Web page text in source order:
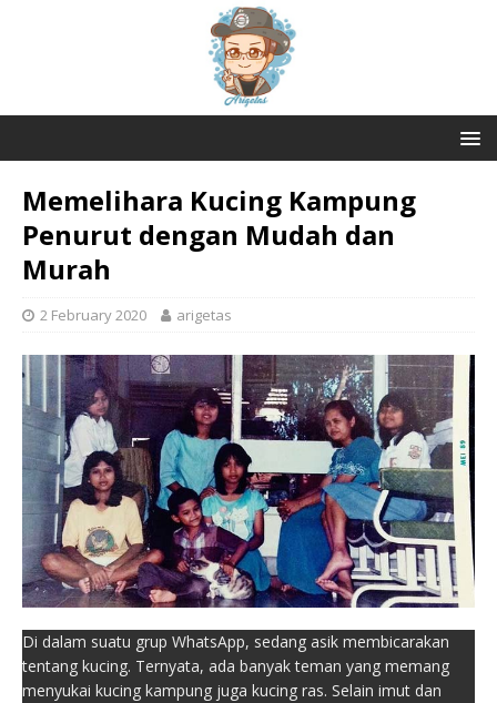
Memelihara Kucing Kampung
Penurut dengan Mudah dan
Murah
2 February 2020 arigetas
Di dalam suatu grup WhatsApp, sedang asik membicarakan
tentang kucing. Ternyata, ada banyak teman yang memang
menyukai kucing kampung juga kucing ras. Selain imut dan